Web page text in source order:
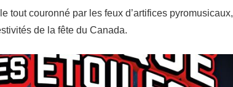
tout couronné par les feux d’artifices pyromusicaux,
de la fête du Canada.